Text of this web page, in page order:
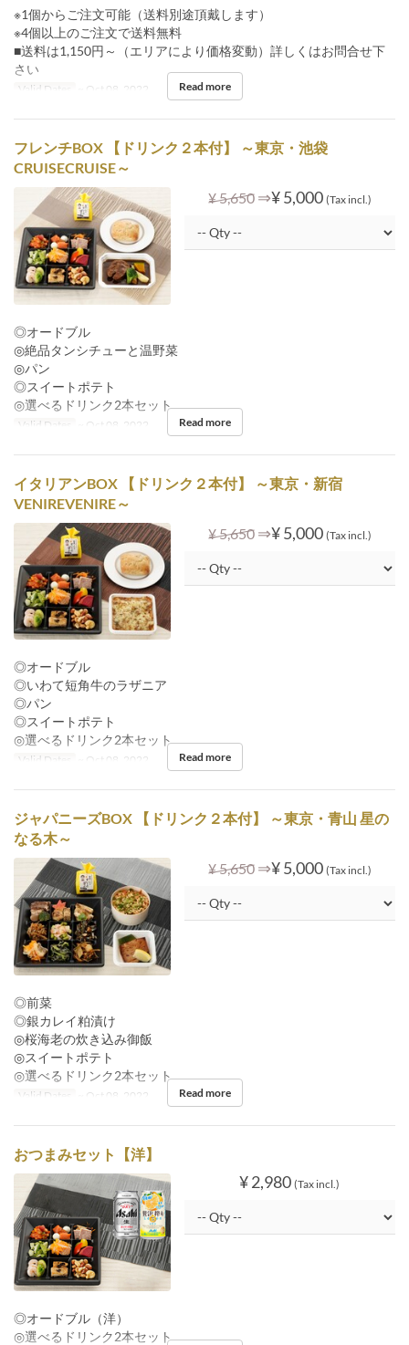
※1個からご注文可能（送料別途頂戴します）
※4個以上のご注文で送料無料
■送料は1,150円～（エリアにより価格変動）詳しくはお問合せ下
さい
Valid Dates ~ Oct 08, 2022 Read more
フレンチBOX 【ドリンク２本付】 ～東京・池袋
CRUISECRUISE～
¥ 5,650 ⇒¥ 5,000 (Tax incl.)
◎オードブル
◎絶品タンシチューと温野菜
◎パン
◎スイートポテト
◎選べるドリンク2本セット
Valid Dates ~ Oct 08, 2022 Read more
イタリアンBOX 【ドリンク２本付】 ～東京・新宿
VENIREVENIRE～
¥ 5,650 ⇒¥ 5,000 (Tax incl.)
◎オードブル
◎いわて短角牛のラザニア
◎パン
◎スイートポテト
◎選べるドリンク2本セット
Valid Dates ~ Oct 08, 2022 Read more
ジャパニーズBOX 【ドリンク２本付】 ～東京・青山 星の
なる木～
¥ 5,650 ⇒¥ 5,000 (Tax incl.)
◎前菜
◎銀カレイ粕漬け
◎桜海老の炊き込み御飯
◎スイートポテト
◎選べるドリンク2本セット
Valid Dates ~ Oct 08, 2022 Read more
おつまみセット【洋】
¥ 2,980 (Tax incl.)
◎オードブル（洋）
◎選べるドリンク2本セット